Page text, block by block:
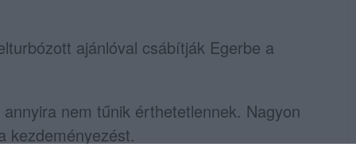
ajánlóval csábítják Egerbe a
nem tűnik érthetetlennek. Nagyon
kezdeményezést.